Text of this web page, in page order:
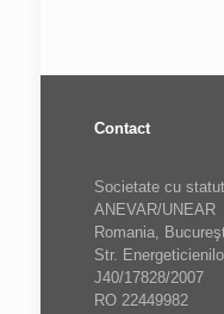
Contact
Societate cu
ANEVAR/UNEAR
Romania,
Str.
J40/17828/2007
RO 22449982